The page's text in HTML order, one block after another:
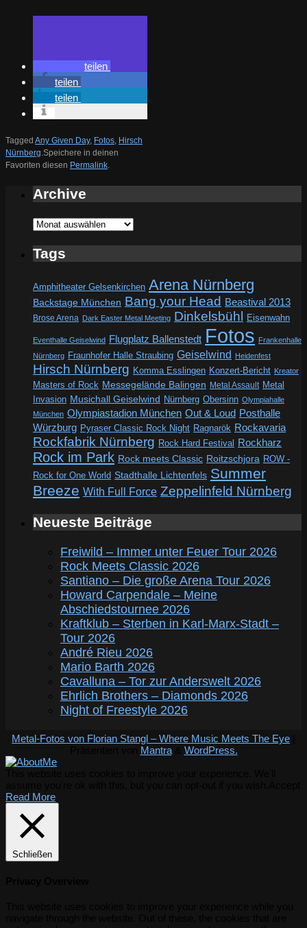
teilen
teilen
teilen
Tagged Any Given Day, Fotos, Hirsch
Nürnberg.Speichere in deinen
Favoriten diesen Permalink.
Archive
Archive
Tags
Amphitheater Gelsenkirchen Arena Nürnberg
Backstage München Bang your Head Beastival 2013
Brose Arena Dark Easter Metal Meeting Dinkelsbühl Eisenwahn
Eventhalle Geiselwind Flugplatz Ballenstedt Fotos Frankenhalle
Nürnberg Fraunhofer Halle Straubing Geiselwind Heidenfest
Hirsch Nürnberg Komma Esslingen Konzert-Bericht Kreator
Masters of Rock Messegelände Balingen Metal Assault Metal
Invasion Musichall Geiselwind Nürnberg Obersinn Olympiahalle
München Olympiastadion München Out & Loud Posthalle
Würzburg Pyraser Classic Rock Night Ragnarök Rockavaria
Rockfabrik Nürnberg Rock Hard Festival Rockharz
Rock im Park Rock meets Classic Roitzschjora ROW -
Rock for One World Stadthalle Lichtenfels Summer
Breeze With Full Force Zeppelinfeld Nürnberg
Neueste Beiträge
Freiwild – Immer unter Feuer Tour 2026
Rock Meets Classic 2026
Santiano – Die große Arena Tour 2026
Howard Carpendale – Meine
Abschiedstournee 2026
Kraftklub – Sterben in Karl-Marx-Stadt –
Tour 2026
André Rieu 2026
Mario Barth 2026
Cavalluna – Tor zur Anderswelt 2026
Ehrlich Brothers – Diamonds 2026
Night of Freestyle 2026
Metal-Fotos von Florian Stangl – Where Music Meets The Eye
Mantra& WordPress.
Read More
Schließen